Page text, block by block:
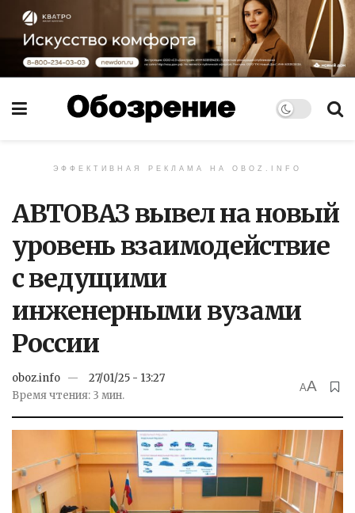
ЭФФЕКТИВНАЯ РЕКЛАМА НА OBOZ.INFO
АВТОВАЗ вывел на новый
уровень взаимодействие
с ведущими
инженерными вузами
России
oboz.info
27/01/25 - 13:27
Время чтения: 3 мин.
AA